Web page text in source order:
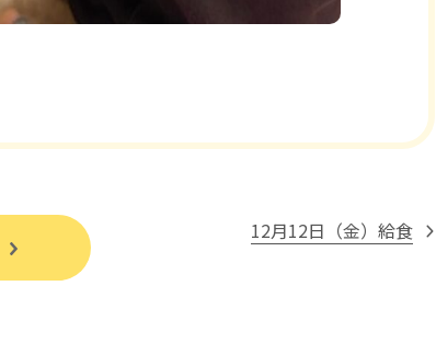
12月12日（金）給食